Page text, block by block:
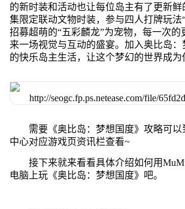
的新时装和活动也让每位岛主有了更新
集限定联动文物时装，参与四人打牌玩法
招募超萌的“五彩麟龙”为宠物，每一次的
来一场视觉与互动的盛宴。加入奥比岛
的快乐岛主生活，让这个梦幻的世界成为
需要《奥比岛：梦想国度》攻略可
中心对应游戏页资讯栏查看~
接下来就来看看具体介绍如何用
电脑上玩《奥比岛：梦想国度》吧。